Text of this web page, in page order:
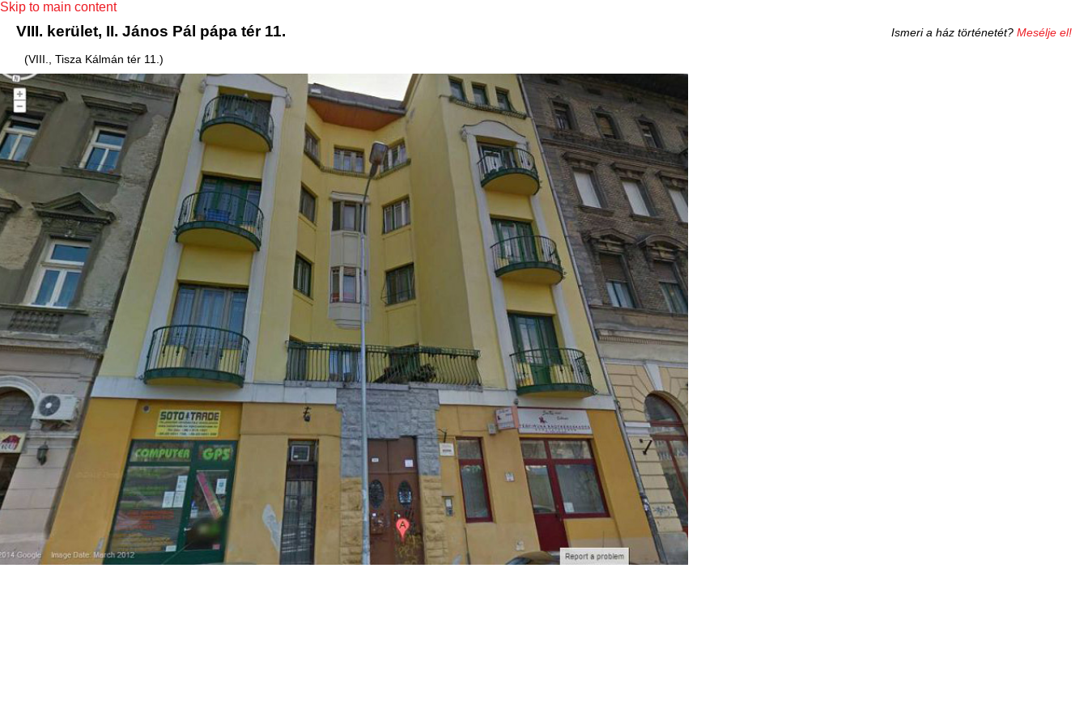
Skip to main content
VIII. kerület, II. János Pál pápa tér 11.
(VIII., Tisza Kálmán tér 11.)
Ismeri a ház történetét? Mesélje el!